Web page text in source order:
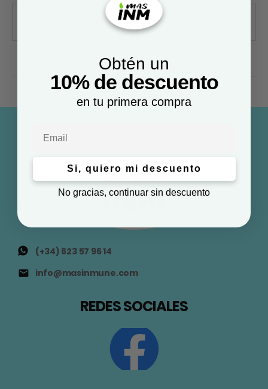
(+34) 623 57 96 14
info@masinmune.com
REDES SOCIALES
Obtén un
10% de descuento
en tu primera compra
Si, quiero mi descuento
No gracias, continuar sin descuento